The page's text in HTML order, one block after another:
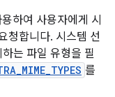
하여 사용자에게 시
청합니다. 시스템 선
는 파일 유형을 필
를